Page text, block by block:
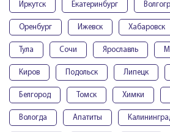
Иркутск Екатеринбург
Оренбург Ижевск Хабаровск
Тула Сочи Ярославль
Киров Подольск Липецк
Белгород Томск Химки
Вологда Апатиты